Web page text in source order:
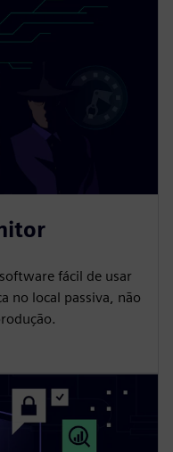
fácil de usar
no local passiva, não